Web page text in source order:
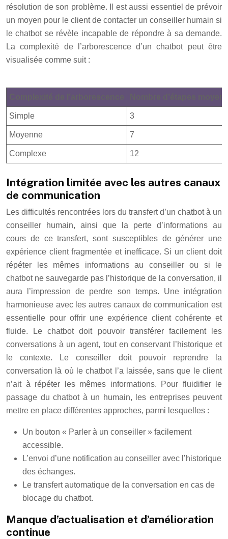
résolution de son problème. Il est aussi essentiel de prévoir
un moyen pour le client de contacter un conseiller humain si
le chatbot se révèle incapable de répondre à sa demande.
La complexité de l’arborescence d’un chatbot peut être
visualisée comme suit :
Simple 3
Moyenne 7
Complexe 12
Intégration limitée avec les autres canaux
de communication
Les difficultés rencontrées lors du transfert d’un chatbot à un
conseiller humain, ainsi que la perte d’informations au
cours de ce transfert, sont susceptibles de générer une
expérience client fragmentée et inefficace. Si un client doit
répéter les mêmes informations au conseiller ou si le
chatbot ne sauvegarde pas l’historique de la conversation, il
aura l’impression de perdre son temps. Une intégration
harmonieuse avec les autres canaux de communication est
essentielle pour offrir une expérience client cohérente et
fluide. Le chatbot doit pouvoir transférer facilement les
conversations à un agent, tout en conservant l’historique et
le contexte. Le conseiller doit pouvoir reprendre la
conversation là où le chatbot l’a laissée, sans que le client
n’ait à répéter les mêmes informations. Pour fluidifier le
passage du chatbot à un humain, les entreprises peuvent
mettre en place différentes approches, parmi lesquelles :
Un bouton « Parler à un conseiller » facilement
accessible.
L’envoi d’une notification au conseiller avec l’historique
des échanges.
Le transfert automatique de la conversation en cas de
blocage du chatbot.
Manque d’actualisation et d’amélioration
continue